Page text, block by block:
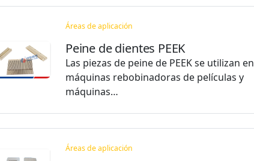
Áreas de aplicación
Peine de dientes PEEK
Las piezas de peine de PEEK se utilizan en
máquinas rebobinadoras de películas y
máquinas…
Áreas de aplicación